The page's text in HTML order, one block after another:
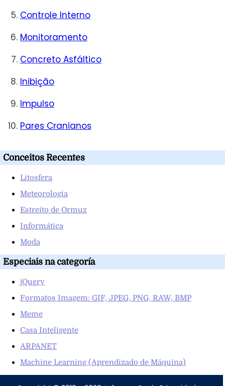
Controle Interno
Monitoramento
Concreto Asfáltico
Inibição
Impulso
Pares Cranianos
Conceitos Recentes
Litosfera
Meteorologia
Estreito de Ormuz
Informática
Moda
Especiais na categoría
jQuery
Formatos Imagem: GIF, JPEG, PNG, RAW, BMP
Meme
Casa Inteligente
ARPANET
Machine Learning (Aprendizado de Máquina)